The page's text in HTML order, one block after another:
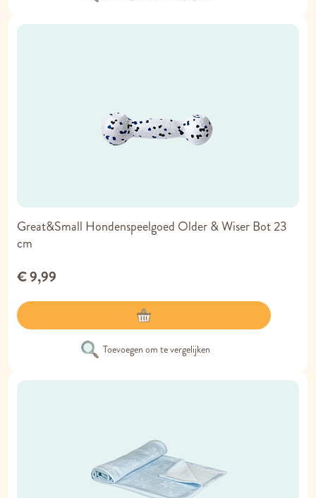
Great&Small Hondenspeelgoed Older & Wiser Bot 23
cm
€ 9,99
Toevoegen om te vergelijken